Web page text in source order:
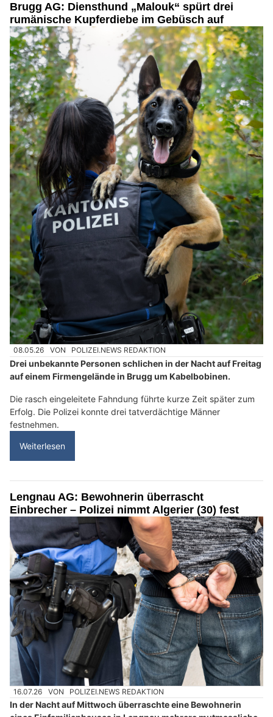
Brugg AG: Diensthund „Malouk“ spürt drei
rumänische Kupferdiebe im Gebüsch auf
08.05.26 VON POLIZEI.NEWS REDAKTION
Drei unbekannte Personen schlichen in der Nacht auf Freitag
auf einem Firmengelände in Brugg um Kabelbobinen.
Die rasch eingeleitete Fahndung führte kurze Zeit später zum
Erfolg. Die Polizei konnte drei tatverdächtige Männer
festnehmen.
Weiterlesen
Lengnau AG: Bewohnerin überrascht
Einbrecher – Polizei nimmt Algerier (30) fest
16.07.26 VON POLIZEI.NEWS REDAKTION
In der Nacht auf Mittwoch überraschte eine Bewohnerin